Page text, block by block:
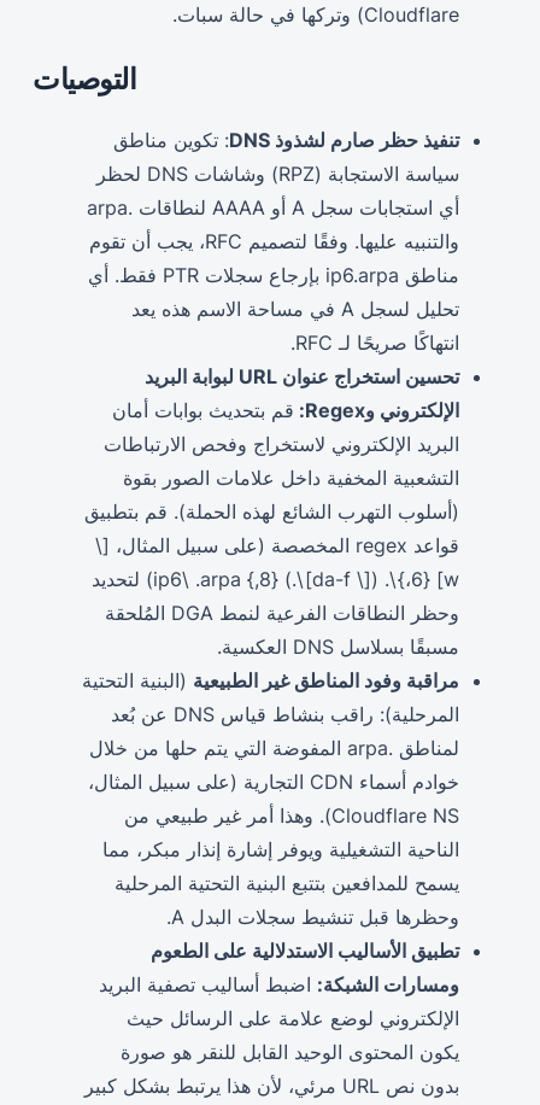
Cloudflare) وتركها في حالة سبات.
التوصيات
تنفيذ حظر صارم لشذوذ DNS
: تكوين مناطق
سياسة الاستجابة (RPZ) وشاشات DNS لحظر
أي استجابات سجل A أو AAAA لنطاقات .arpa
والتنبيه عليها. وفقًا لتصميم RFC، يجب أن تقوم
مناطق ip6.arpa بإرجاع سجلات PTR فقط. أي
تحليل لسجل A في مساحة الاسم هذه يعد
انتهاكًا صريحًا لـ RFC.
تحسين استخراج عنوان URL لبوابة البريد
الإلكتروني وRegex:
قم بتحديث بوابات أمان
البريد الإلكتروني لاستخراج وفحص الارتباطات
التشعبية المخفية داخل علامات الصور بقوة
(أسلوب التهرب الشائع لهذه الحملة). قم بتطبيق
قواعد regex المخصصة (على سبيل المثال، [\
w] {6،}\. ([\ da-f]\.) {8,} ip6\ .arpa) لتحديد
وحظر النطاقات الفرعية لنمط DGA المُلحقة
مسبقًا بسلاسل DNS العكسية.
مراقبة وفود المناطق غير الطبيعية (البنية التحتية
المرحلية): راقب بنشاط قياس DNS عن بُعد
لمناطق .arpa المفوضة التي يتم حلها من خلال
خوادم أسماء CDN التجارية (على سبيل المثال،
Cloudflare NS). وهذا أمر غير طبيعي من
الناحية التشغيلية ويوفر إشارة إنذار مبكر، مما
يسمح للمدافعين بتتبع البنية التحتية المرحلية
وحظرها قبل تنشيط سجلات البدل A.
تطبيق الأساليب الاستدلالية على الطعوم
ومسارات الشبكة: اضبط أساليب تصفية البريد
الإلكتروني لوضع علامة على الرسائل حيث
يكون المحتوى الوحيد القابل للنقر هو صورة
بدون نص URL مرئي، لأن هذا يرتبط بشكل كبير